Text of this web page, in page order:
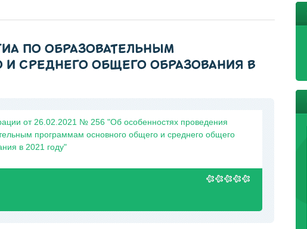
ПО ОБРАЗОВАТЕЛЬНЫМ
СРЕДНЕГО ОБЩЕГО ОБРАЗОВАНИЯ В
от 26.02.2021 № 256 "Об особенностях проведения
программам основного общего и среднего общего
в 2021 году"